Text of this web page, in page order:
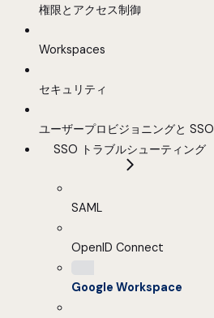
権限とアクセス制御
Workspaces
セキュリティ
ユーザープロビジョニングと SSO
SSO トラブルシューティング
SAML
OpenID Connect
Google Workspace